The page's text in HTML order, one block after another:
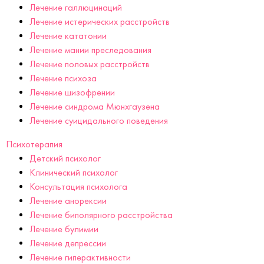
Лечение галлюцинаций
Лечение истерических расстройств
Лечение кататонии
Лечение мании преследования
Лечение половых расстройств
Лечение психоза
Лечение шизофрении
Лечение синдрома Мюнхгаузена
Лечение суицидального поведения
Психотерапия
Детский психолог
Клинический психолог
Консультация психолога
Лечение анорексии
Лечение биполярного расстройства
Лечение булимии
Лечение депрессии
Лечение гиперактивности